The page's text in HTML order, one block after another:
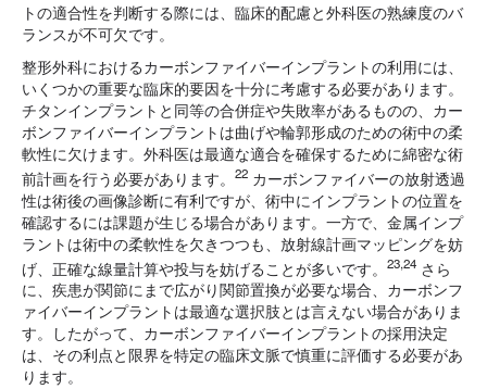
トの適合性を判断する際には、臨床的配慮と外科医の熟練度のバ
ランスが不可欠です。
整形外科におけるカーボンファイバーインプラントの利用には、
いくつかの重要な臨床的要因を十分に考慮する必要があります。
チタンインプラントと同等の合併症や失敗率があるものの、カー
ボンファイバーインプラントは曲げや輪郭形成のための術中の柔
軟性に欠けます。外科医は最適な適合を確保するために綿密な術
前計画を行う必要があります。
22 カーボンファイバーの放射透過
性は術後の画像診断に有利ですが、術中にインプラントの位置を
確認するには課題が生じる場合があります。一方で、金属インプ
ラントは術中の柔軟性を欠きつつも、放射線計画マッピングを妨
げ、正確な線量計算や投与を妨げることが多いです。
23,24 さら
に、疾患が関節にまで広がり関節置換が必要な場合、カーボンフ
ァイバーインプラントは最適な選択肢とは言えない場合がありま
す。したがって、カーボンファイバーインプラントの採用決定
は、その利点と限界を特定の臨床文脈で慎重に評価する必要があ
ります。